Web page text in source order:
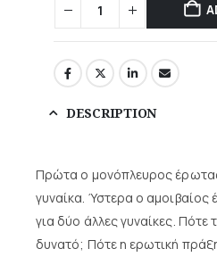
DESCRIPTION
Πρώτα ο μονόπλευρος
γυναίκα. Ύστερα ο αμοιβαίος
για δύο άλλες γυναίκες. Πότε
δυνατό; Πότε η ερωτική πράξη